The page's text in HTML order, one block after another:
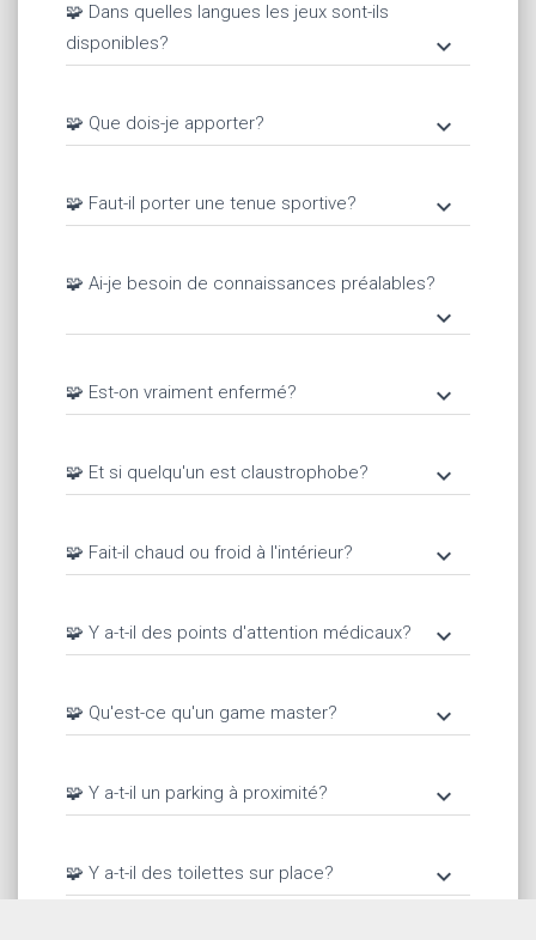
🧩 Dans quelles langues les jeux sont-ils
disponibles?
keyboard_arrow_down
🧩 Que dois-je apporter? keyboard_arrow_down
🧩 Faut-il porter une tenue sportive? keyboard_arrow_down
🧩 Ai-je besoin de connaissances préalables?
keyboard_arrow_down
🧩 Est-on vraiment enfermé? keyboard_arrow_down
🧩 Et si quelqu'un est claustrophobe? keyboard_arrow_down
🧩 Fait-il chaud ou froid à l'intérieur? keyboard_arrow_down
🧩 Y a-t-il des points d'attention médicaux? keyboard_arrow_down
🧩 Qu'est-ce qu'un game master? keyboard_arrow_down
🧩 Y a-t-il un parking à proximité? keyboard_arrow_down
🧩 Y a-t-il des toilettes sur place? keyboard_arrow_down